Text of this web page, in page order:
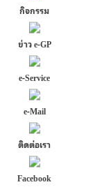
กิจกรรม
ข่าว e-GP
e-Service
e-Mail
ติดต่อเรา
Facebook